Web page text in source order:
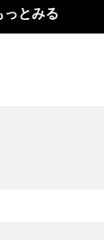
っとみる